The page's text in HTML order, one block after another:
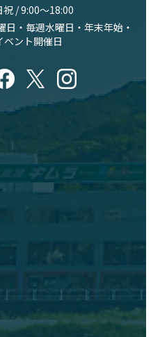
/ 9:00〜18:00
・毎週水曜日・年末年始・
ベント開催日